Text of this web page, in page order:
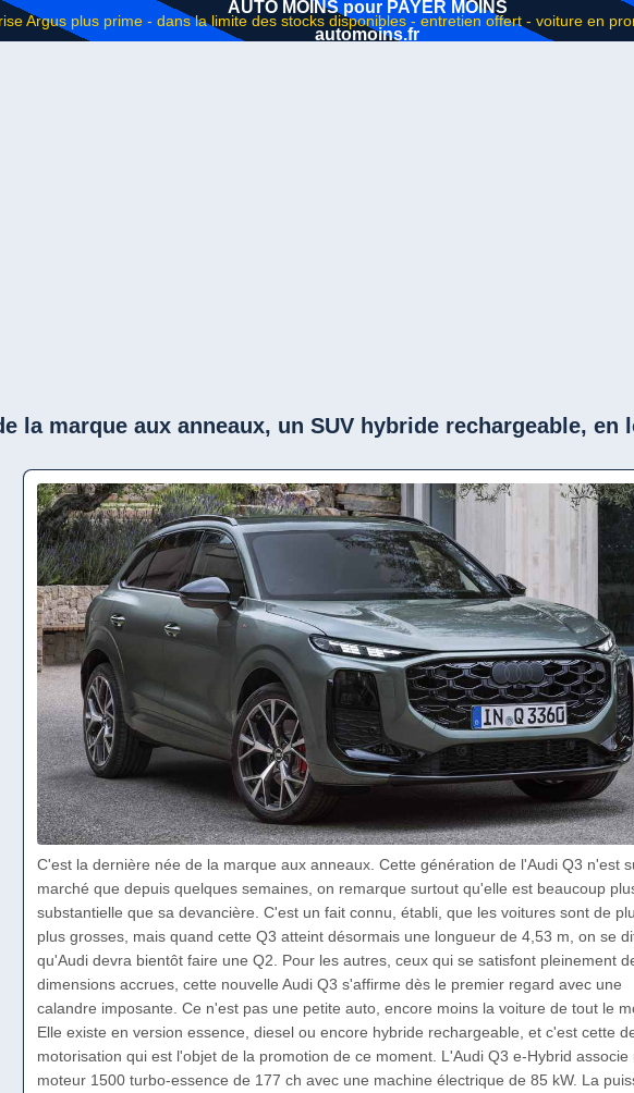
AUTO MOINS pour PAYER MOINS
automoins.fr
la marque aux anneaux, un SUV hybride rechargeable, en
C'est la dernière née de la marque aux anneaux. Cette génération de l'Audi Q3 n'est
marché que depuis quelques semaines, on remarque surtout qu'elle est beaucoup
substantielle que sa devancière. C'est un fait connu, établi, que les voitures sont de
plus grosses, mais quand cette Q3 atteint désormais une longueur de 4,53 m, on se
qu'Audi devra bientôt faire une Q2. Pour les autres, ceux qui se satisfont pleinement
dimensions accrues, cette nouvelle Audi Q3 s'affirme dès le premier regard avec une
calandre imposante. Ce n'est pas une petite auto, encore moins la voiture de tout le
Elle existe en version essence, diesel ou encore hybride rechargeable, et c'est cette
motorisation qui est l'objet de la promotion de ce moment. L'Audi Q3 e-Hybrid associe
moteur 1500 turbo-essence de 177 ch avec une machine électrique de 85 kW. La